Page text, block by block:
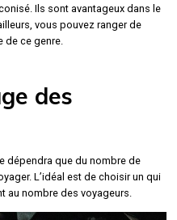
Ils sont avantageux dans le
vous pouvez ranger de
de ce genre.
des
dépendra que du nombre de
L’idéal est de choisir un qui
au nombre des voyageurs.